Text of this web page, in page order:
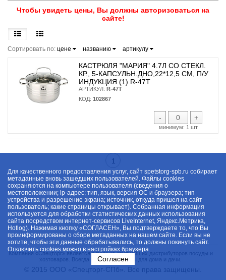
Чтобы увидеть цены, Вы должны авторизоваться на
сайте!
Сортировать по: цене названию артикулу
КАСТРЮЛЯ "МАРИЯ" 4.7Л СО СТЕКЛ.
КР., 5-КАПСУЛЬН.ДНО,22*12,5 СМ, П/У
ИНДУКЦИЯ (1) R-47Т
АРТИКУЛ: R-47Т
КОД: 102867
- +
минимум: 1 шт
1
Компания «Спецторг» является одним из крупнейших дистрибуторов посуды и
хозтоваров. Всегда в наличии товары для дома и дачи.
© 2015 ООО «Спецторг-СПб». Все права защищены.
Для качественного предоставления услуг, сайт spetstorg-spb.ru собирает
метаданные вновь зашедших пользователей. Файлы cookies
сохраняются на компьютере пользователя (сведения о
местоположении; ip-адрес; тип, язык, версия ОС и браузера; тип
устройства и разрешение экрана; источник, откуда пришел на сайт
пользователь; какие страницы открывает). Собранная информация
используется для обработки статистических данных использования
сайта посредством интернет-сервисов LiveInternet, Яндекс.Метрика,
Hotlog). Нажимая кнопку «СОГЛАСЕН», Вы подтверждаете то, что Вы
проинформированы о сборе метаданных на нашем сайте. Если вы не
хотите, чтобы эти данные обрабатывались, то должны покинуть сайт.
Отключить cookies можно в настройках браузера
Согласен